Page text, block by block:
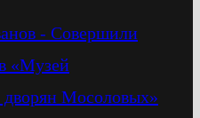
- Cовершили
«Музей
Мосоловых»